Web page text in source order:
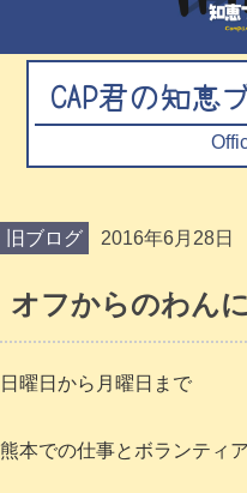
CAP君の知恵
旧ブログ 2016年6月28日
オフからのわん
日曜日から月曜日まで
熊本での仕事とボランティ